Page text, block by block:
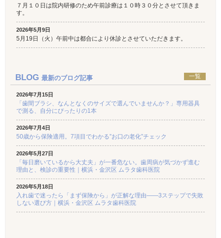
７月１０日は院内研修のため午前診療は１０時３０分とさせて頂きま
す。
2026年5月9日
5月19日（火）午前中は都合により休診とさせていただきます。
BLOG 最新のブログ記事 一覧
2026年7月15日
「歯間ブラシ、なんとなくのサイズで選んでいませんか？」専用器具
で測る、自分にぴったりの1本
2026年7月4日
50歳から保険適用。7項目でわかる”お口の老化”チェック
2026年5月27日
「毎日磨いているから大丈夫」が一番危ない。歯周病が気づかず進む
理由と、検診の重要性｜横浜・金沢区 ムラタ歯科医院
2026年5月18日
入れ歯で迷ったら「まず保険から」が正解な理由——3ステップで失敗
しない選び方｜横浜・金沢区 ムラタ歯科医院